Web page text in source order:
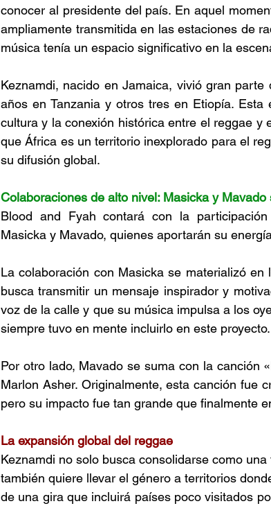
conocer al presidente del país. En aquel
ampliamente transmitida en las estaciones de
música tenía un espacio significativo en la
Keznamdi, nacido en Jamaica, vivió gran
años en Tanzania y otros tres en Etiopía.
cultura y la conexión histórica entre el reggae y
que África es un territorio inexplorado para el
su difusión global.
Colaboraciones de alto nivel: Masicka y Mavado
Blood and Fyah contará con la
Masicka y Mavado, quienes aportarán su
La colaboración con Masicka se materializó
busca transmitir un mensaje inspirador y
voz de la calle y que su música impulsa a los
siempre tuvo en mente incluirlo en este proyecto.
Por otro lado, Mavado se suma con la canción
Marlon Asher. Originalmente, esta canción fue
pero su impacto fue tan grande que finalmente
La expansión global del reggae
Keznamdi no solo busca consolidarse como
también quiere llevar el género a territorios
de una gira que incluirá países poco visitados